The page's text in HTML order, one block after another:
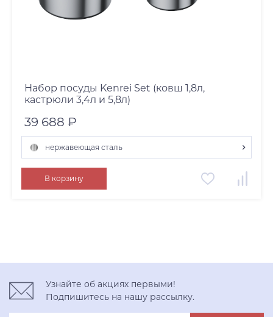
Набор посуды Kenrei Set (ковш 1,8л,
кастрюли 3,4л и 5,8л)
39 688 ₽
нержавеющая сталь
нержавеющая сталь
В корзину
Узнайте об акциях первыми!
Подпишитесь на нашу рассылку.